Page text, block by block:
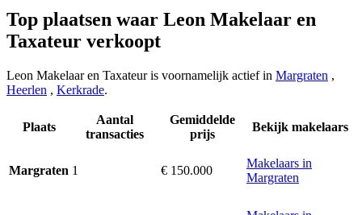
Top plaatsen waar Leon Makelaar en
Taxateur verkoopt
Leon Makelaar en Taxateur is voornamelijk actief in Margraten ,
Heerlen , Kerkrade.
Plaats
Aantal
transacties
Gemiddelde
prijs
Bekijk makelaars
Margraten 1 € 150.000
Makelaars in
Margraten